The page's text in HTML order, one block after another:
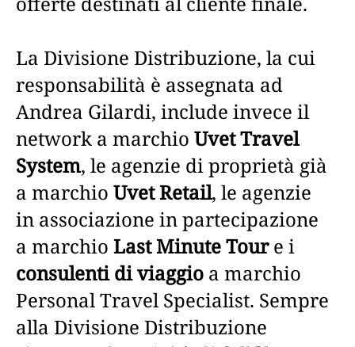
La Divisione Distribuzione, la cui
responsabilità è assegnata ad
Andrea Gilardi, include invece il
network a marchio Uvet Travel
System, le agenzie di proprietà già
a marchio Uvet Retail, le agenzie
in associazione in partecipazione
a marchio Last Minute Toure i
consulenti di viaggio a marchio
Personal Travel Specialist. Sempre
alla Divisione Distribuzione